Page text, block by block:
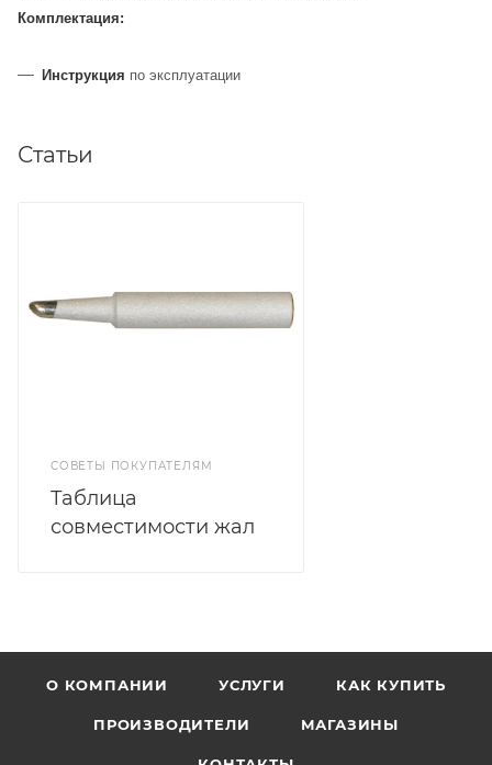
Комплектация:
Инструкция по эксплуатации
Статьи
СОВЕТЫ ПОКУПАТЕЛЯМ
Таблица
совместимости жал
О КОМПАНИИ УСЛУГИ КАК КУПИТЬ
ПРОИЗВОДИТЕЛИ МАГАЗИНЫ